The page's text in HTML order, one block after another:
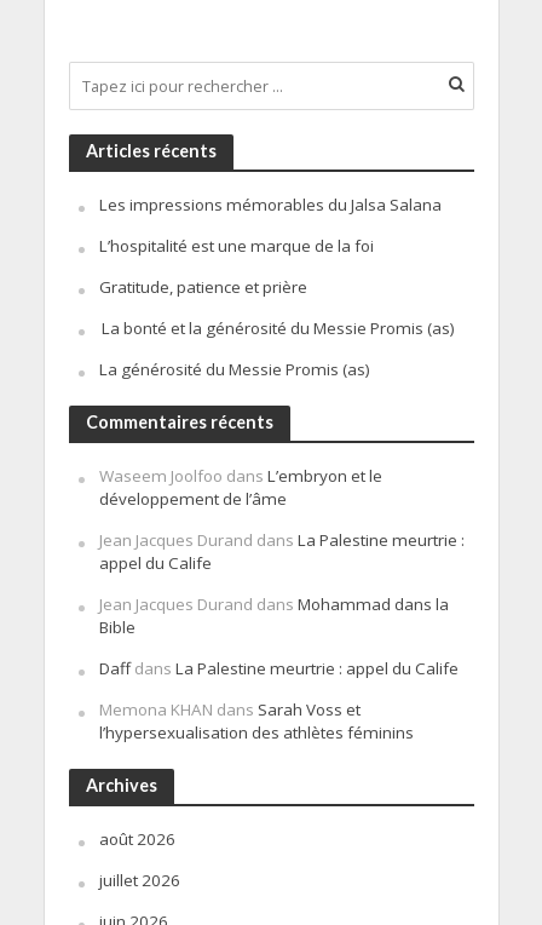
Articles récents
Les impressions mémorables du Jalsa Salana
L’hospitalité est une marque de la foi
Gratitude, patience et prière
La bonté et la générosité du Messie Promis (as)
La générosité du Messie Promis (as)
Commentaires récents
Waseem Joolfoo dans L’embryon et le
développement de l’âme
Jean Jacques Durand dans La Palestine meurtrie :
appel du Calife
Jean Jacques Durand dans Mohammad dans la
Bible
Daffdans La Palestine meurtrie : appel du Calife
Memona KHAN dans Sarah Voss et
l’hypersexualisation des athlètes féminins
Archives
août 2026
juillet 2026